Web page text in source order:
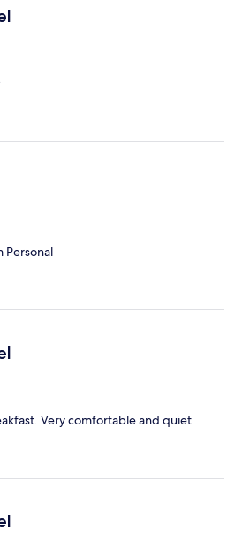
Personal
Very comfortable and quiet